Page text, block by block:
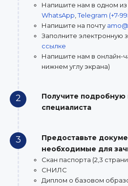
Напишите нам в одном
WhatsApp ,Telegram (+7-
Напишите на почту
Заполните электронную
ссылке
Напишите нам в онлайн-
нижнем углу экрана)
2
Получите подробную
специалиста
3
Предоставьте
необходимые для
Скан паспорта (2,3
СНИЛС
Диплом о базовом